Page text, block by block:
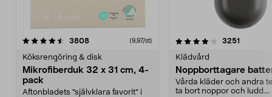
3808recensioner (9,97/st)
Köksrengöring & disk
Mikrofiberduk 32 x 31 cm, 4-
pack
Aftonbladets "självklara favorit” i
4.0av 5 stjärnor 3251
Klädvård
Noppborttagare
Vårda kläder och andra
ta bort noppor och ludd.
4.5av 5 stjärnor